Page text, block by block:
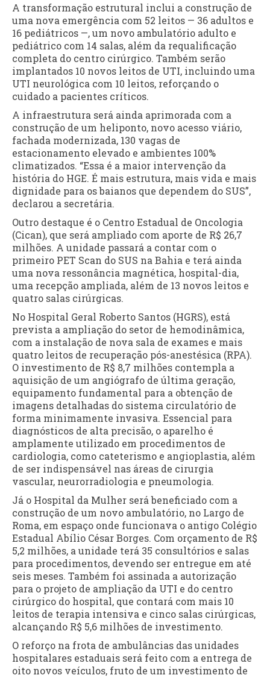
A transformação estrutural inclui a construção de
uma nova emergência com 52 leitos — 36 adultos e
16 pediátricos —, um novo ambulatório adulto e
pediátrico com 14 salas, além da requalificação
completa do centro cirúrgico. Também serão
implantados 10 novos leitos de UTI, incluindo uma
UTI neurológica com 10 leitos, reforçando o
cuidado a pacientes críticos.
A infraestrutura será ainda aprimorada com a
construção de um heliponto, novo acesso viário,
fachada modernizada, 130 vagas de
estacionamento elevado e ambientes 100%
climatizados. “Essa é a maior intervenção da
história do HGE. É mais estrutura, mais vida e mais
dignidade para os baianos que dependem do SUS”,
declarou a secretária.
Outro destaque é o Centro Estadual de Oncologia
(Cican), que será ampliado com aporte de R$ 26,7
milhões. A unidade passará a contar com o
primeiro PET Scan do SUS na Bahia e terá ainda
uma nova ressonância magnética, hospital-dia,
uma recepção ampliada, além de 13 novos leitos e
quatro salas cirúrgicas.
No Hospital Geral Roberto Santos (HGRS), está
prevista a ampliação do setor de hemodinâmica,
com a instalação de nova sala de exames e mais
quatro leitos de recuperação pós-anestésica (RPA).
O investimento de R$ 8,7 milhões contempla a
aquisição de um angiógrafo de última geração,
equipamento fundamental para a obtenção de
imagens detalhadas do sistema circulatório de
forma minimamente invasiva. Essencial para
diagnósticos de alta precisão, o aparelho é
amplamente utilizado em procedimentos de
cardiologia, como cateterismo e angioplastia, além
de ser indispensável nas áreas de cirurgia
vascular, neurorradiologia e pneumologia.
Já o Hospital da Mulher será beneficiado com a
construção de um novo ambulatório, no Largo de
Roma, em espaço onde funcionava o antigo Colégio
Estadual Abílio César Borges. Com orçamento de R$
5,2 milhões, a unidade terá 35 consultórios e salas
para procedimentos, devendo ser entregue em até
seis meses. Também foi assinada a autorização
para o projeto de ampliação da UTI e do centro
cirúrgico do hospital, que contará com mais 10
leitos de terapia intensiva e cinco salas cirúrgicas,
alcançando R$ 5,6 milhões de investimento.
O reforço na frota de ambulâncias das unidades
hospitalares estaduais será feito com a entrega de
oito novos veículos, fruto de um investimento de